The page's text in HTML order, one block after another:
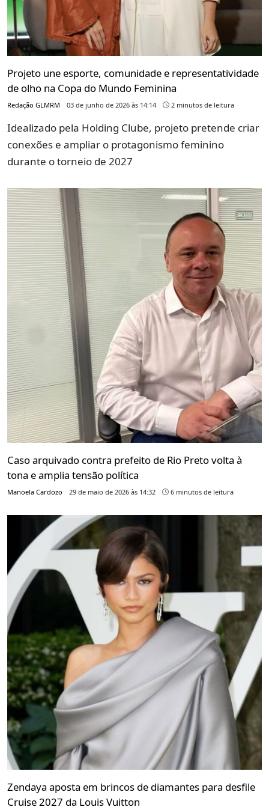
Projeto une esporte, comunidade e representatividade
de olho na Copa do Mundo Feminina
Redação GLMRM 03 de junho de 2026 às 14:14 2 minutos de leitura
Idealizado pela Holding Clube, projeto pretende criar
conexões e ampliar o protagonismo feminino
durante o torneio de 2027
Caso arquivado contra prefeito de Rio Preto volta à
tona e amplia tensão política
Manoela Cardozo 29 de maio de 2026 às 14:32 6 minutos de leitura
Zendaya aposta em brincos de diamantes para desfile
Cruise 2027 da Louis Vuitton